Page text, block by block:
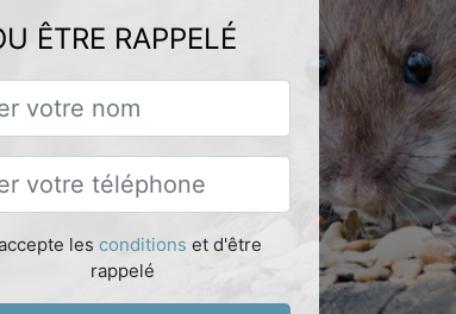
ÊTRE RAPPELÉ
les conditions et d'être
rappelé